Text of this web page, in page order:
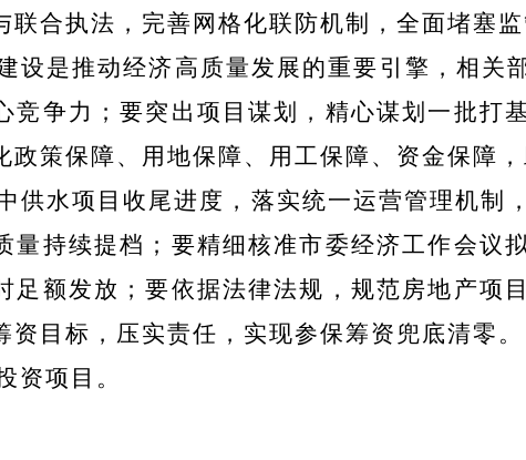
合执法，完善网格化联防机制，全面堵塞
设是推动经济高质量发展的重要引擎，相关
竞争力；要突出项目谋划，精心谋划一批打
策保障、用地保障、用工保障、资金保障，
供水项目收尾进度，落实统一运营管理机制
量持续提档；要精细核准市委经济工作会议
足额发放；要依据法律法规，规范房地产项
目标，压实责任，实现参保筹资兜底清零。
资项目。